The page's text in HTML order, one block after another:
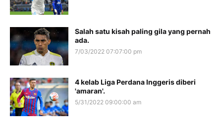
Salah satu kisah paling gila yang pernah
ada.
7/03/2022 07:07:00 pm
4 kelab Liga Perdana Inggeris diberi
'amaran'.
5/31/2022 09:00:00 am